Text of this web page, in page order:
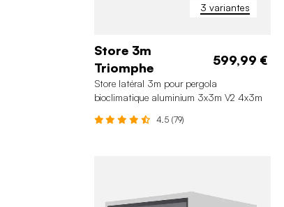
3 variantes
Store 3m
Triomphe
599,99 €
Store latéral 3m pour pergola
bioclimatique aluminium 3x3m V2 4x3m
4.5 (79)